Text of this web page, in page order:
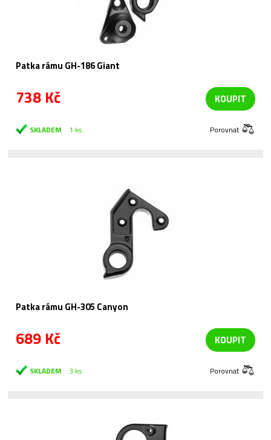
Patka rámu GH-186 Giant
738 Kč KOUPIT
SKLADEM 1 ks Porovnat
Patka rámu GH-305 Canyon
689 Kč KOUPIT
SKLADEM 3 ks Porovnat